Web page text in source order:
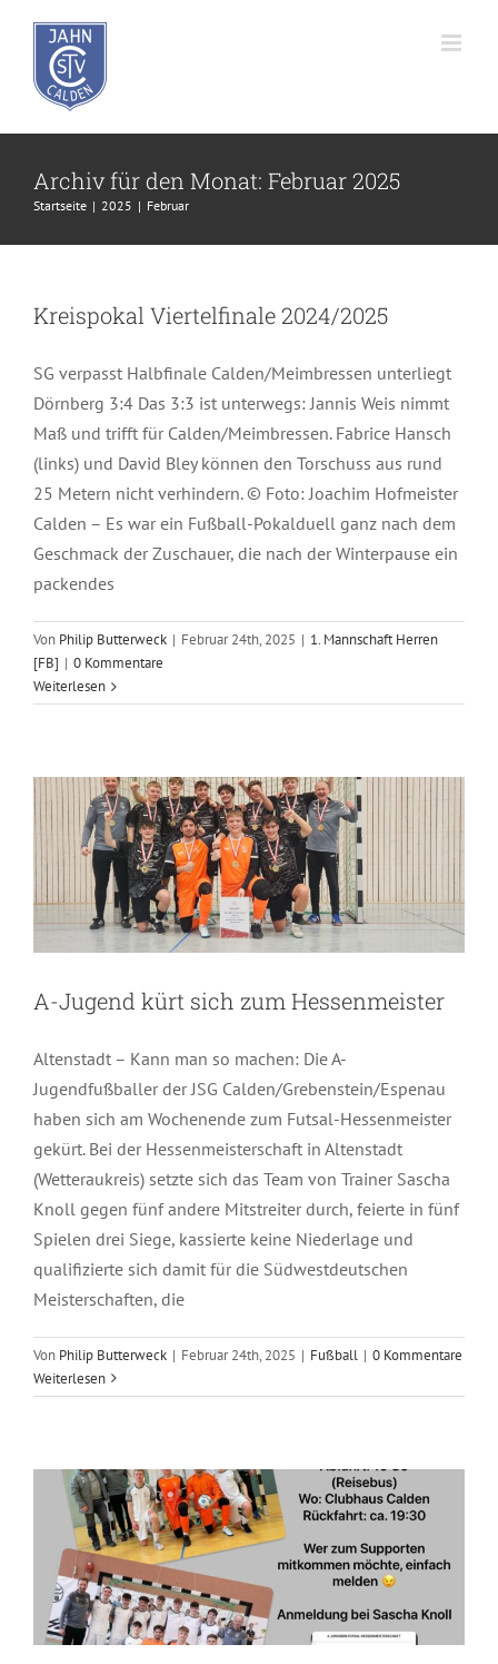
springen
Archiv für den Monat: Februar 2025
Startseite 2025 Februar
Kreispokal Viertelfinale 2024/2025
SG verpasst Halbfinale Calden/Meimbressen unterliegt
Dörnberg 3:4 Das 3:3 ist unterwegs: Jannis Weis nimmt
Maß und trifft für Calden/Meimbressen. Fabrice Hansch
(links) und David Bley können den Torschuss aus rund
25 Metern nicht verhindern. © Foto: Joachim Hofmeister
Calden – Es war ein Fußball-Pokalduell ganz nach dem
Geschmack der Zuschauer, die nach der Winterpause ein
packendes
Von Philip Butterweck | Februar 24th, 2025 | 1. Mannschaft Herren
[FB] | 0 Kommentare
Weiterlesen
A-Jugend kürt sich zum Hessenmeister
Altenstadt – Kann man so machen: Die A-
Jugendfußballer der JSG Calden/Grebenstein/Espenau
haben sich am Wochenende zum Futsal-Hessenmeister
gekürt. Bei der Hessenmeisterschaft in Altenstadt
(Wetteraukreis) setzte sich das Team von Trainer Sascha
Knoll gegen fünf andere Mitstreiter durch, feierte in fünf
Spielen drei Siege, kassierte keine Niederlage und
qualifizierte sich damit für die Südwestdeutschen
Meisterschaften, die
Von Philip Butterweck | Februar 24th, 2025 | Fußball | 0 Kommentare
Weiterlesen
Unterstützung A-Jugend